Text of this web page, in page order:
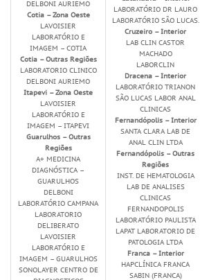
DELBONI AURIEMO
Cotia – Zona Oeste
LAVOISIER
LABORATÓRIO E
IMAGEM – COTIA
Cotia – Outras Regiões
LABORATORIO CLINICO
DELBONI AURIEMO
Itapevi – Zona Oeste
LAVOISIER
LABORATÓRIO E
IMAGEM – ITAPEVI
Guarulhos – Outras
Regiões
A+ MEDICINA
DIAGNÓSTICA –
GUARULHOS
DELBONI
LABORATÓRIO CAMPANA
LABORATORIO
DELIBERATO
LAVOISIER
LABORATÓRIO E
IMAGEM – GUARULHOS
SONOLAYER CENTRO DE
LABORATÓRIO DR LAURO
LABORATÓRIO SÃO LUCAS.
Cruzeiro – Interior
LAB CLIN CASTOR
MACHADO
LABORCLIN
Dracena – Interior
LABORATÓRIO TRIANON
SÃO LUCAS LABOR ANAL
CLINICAS
Fernandópolis – Interior
SANTA CLARA LAB DE
ANAL CLIN LTDA
Fernandópolis – Outras
Regiões
INST. DE HEMATOLOGIA
LAB DE ANALISES
CLINICAS
FERNANDOPOLIS
LABORATÓRIO PAULISTA
LAPAT LABORATORIO DE
PATOLOGIA LTDA
Franca – Interior
HAPCLÍNICA FRANCA
SABIN (FRANCA)